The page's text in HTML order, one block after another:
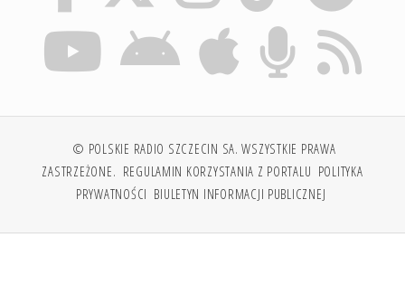
© POLSKIE RADIO SZCZECIN SA. WSZYSTKIE PRAWA
ZASTRZEŻONE. REGULAMIN KORZYSTANIA Z PORTALU POLITYKA
PRYWATNOŚCI BIULETYN INFORMACJI PUBLICZNEJ